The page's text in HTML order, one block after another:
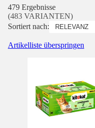
479 Ergebnisse
(483 VARIANTEN)
Sortiert nach:
Artikelliste überspringen